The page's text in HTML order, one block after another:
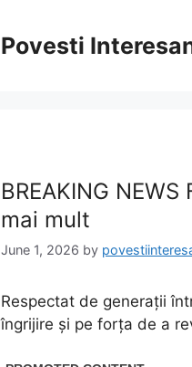
Povesti
BREAKING
mai mult
June 1, 2026 by
Respectat de generații
îngrijire și pe forța de a